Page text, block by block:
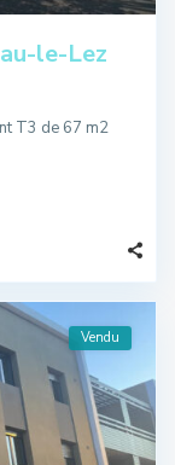
le-Lez
T3 de 67 m2
Vendu